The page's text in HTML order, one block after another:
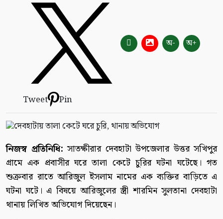
Tweet Pin
অ- অ+
নিজস্ব প্রতিনিধি: সাতক্ষীরার দেবহাটা উপজেলার উত্তর সখিপুর
গ্রামে এক প্রবাসীর ঘরে তালা কেটে চুরির ঘটনা ঘটেছে। গত
শুক্রবার রাতে আরিজুল ইসলাম নামের এক ব্যক্তির বাড়িতে এ
ঘটনা ঘটে। এ বিষয়ে আরিজুলের স্ত্রী শারমিন সুলতানা দেবহাটা
থানায় লিখিত অভিযোগ দিয়েছেন।